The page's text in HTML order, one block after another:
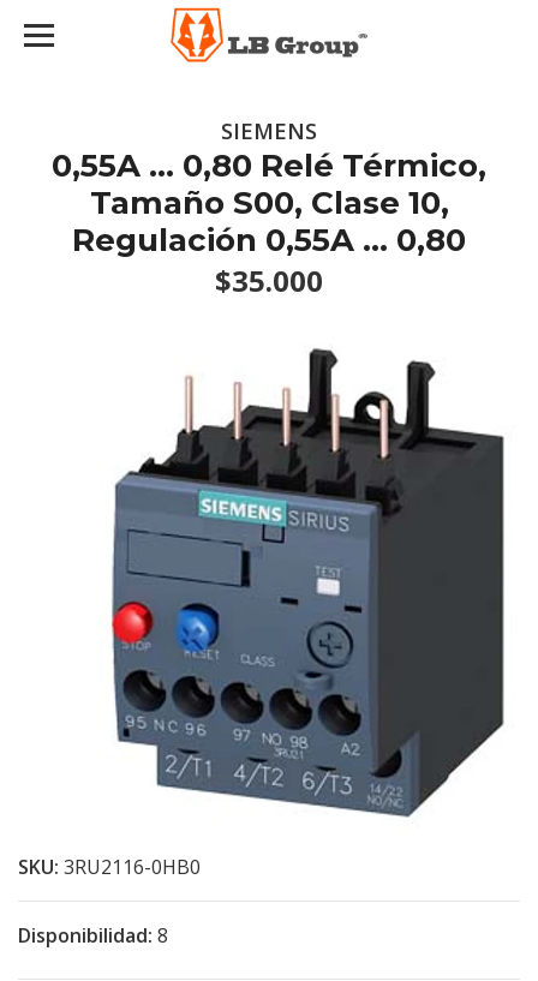
SIEMENS
0,55A ... 0,80 Relé Térmico,
Tamaño S00, Clase 10,
Regulación 0,55A ... 0,80
$35.000
SKU: 3RU2116-0HB0
Disponibilidad: 8